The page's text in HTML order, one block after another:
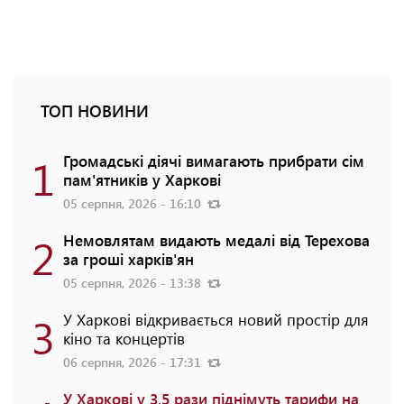
ТОП НОВИНИ
1 Громадські діячі вимагають прибрати сім
пам'ятників у Харкові
05 серпня, 2026 - 16:10
2 Немовлятам видають медалі від Терехова
за гроші харків'ян
05 серпня, 2026 - 13:38
3 У Харкові відкривається новий простір для
кіно та концертів
06 серпня, 2026 - 17:31
У Харкові у 3,5 рази піднімуть тарифи на